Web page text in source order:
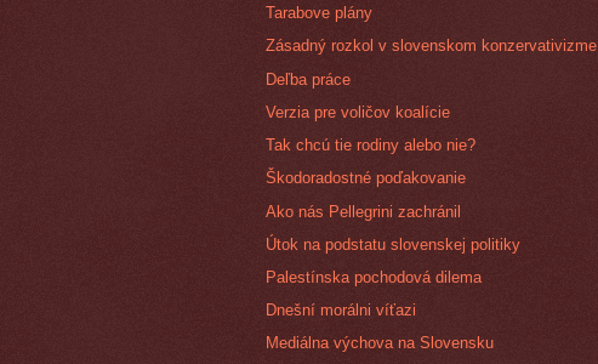
Tarabove plány
Zásadný rozkol v slovenskom konzervativizme
Deľba práce
Verzia pre voličov koalície
Tak chcú tie rodiny alebo nie?
Škodoradostné poďakovanie
Ako nás Pellegrini zachránil
Útok na podstatu slovenskej politiky
Palestínska pochodová dilema
Dnešní morálni víťazi
Mediálna výchova na Slovensku